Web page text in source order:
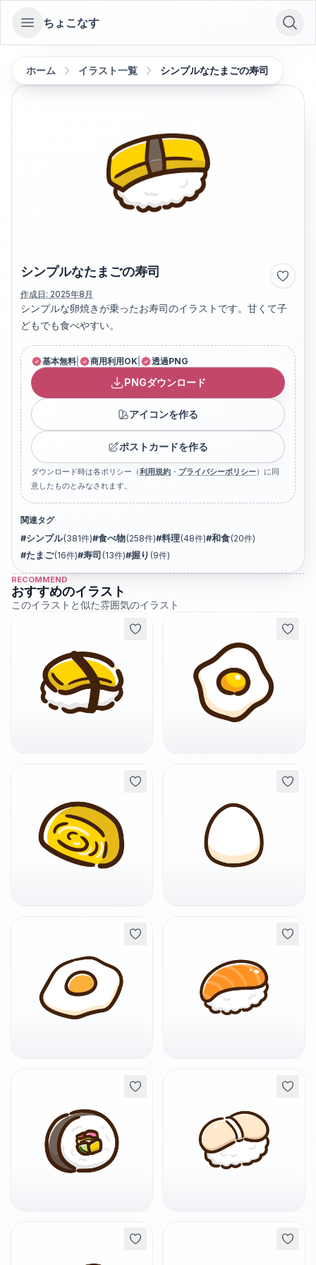
Open sidebar
ちょこなす
ホーム イラスト一覧 シンプルなたまごの寿司
シンプルなたまごの寿司
作成日: 2025年8月
シンプルな卵焼きが乗ったお寿司のイラストです。甘くて子
どもでも食べやすい。
基本無料 商用利用OK 透過PNG
PNGダウンロード
アイコンを作る
ポストカードを作る
ダウンロード時は各ポリシー（利用規約 ・ プライバシーポリシー）に同
意したものとみなされます。
関連タグ
#シンプル(381件)#食べ物(258件)#料理(48件)#和食(20件)
#たまご(16件)#寿司 (13件)#握り (9件)
RECOMMEND
おすすめのイラスト
このイラストと似た雰囲気のイラスト